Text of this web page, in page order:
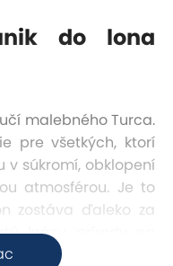
do lona
malebného Turca.
pre všetkých, ktorí
súkromí, obklopení
atmosférou. Je to
zostáva ďaleko za
krásu prírody na